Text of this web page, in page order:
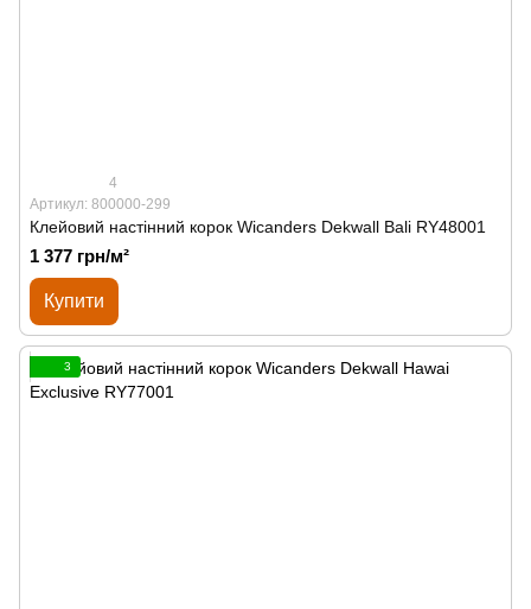
4
Артикул: 800000-299
Клейовий настінний корок Wicanders Dekwall Bali RY48001
1 377 грн/м²
Купити
3